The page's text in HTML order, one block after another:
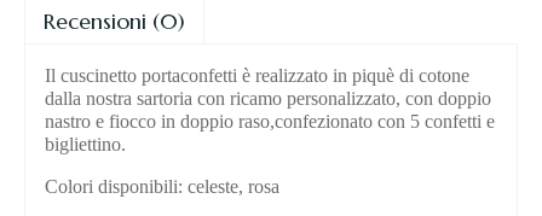
Recensioni (0)
Il cuscinetto portaconfetti è realizzato in piquè di cotone
dalla nostra sartoria con ricamo personalizzato, con doppio
nastro e fiocco in doppio raso,confezionato con 5 confetti e
bigliettino.
Colori disponibili: celeste, rosa